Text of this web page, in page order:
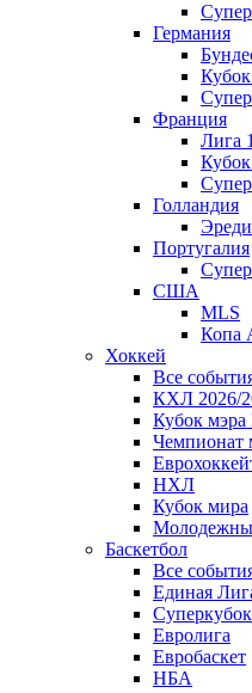
Германия
Франция
Лига 1
Голландия
Португалия
США
MLS
Копа
Хоккей
Все
КХЛ 2026/
Кубок
Чемпионат
НХЛ
Кубок мира
Баскетбол
Все
Единая
Евролига
Евробаскет
НБА